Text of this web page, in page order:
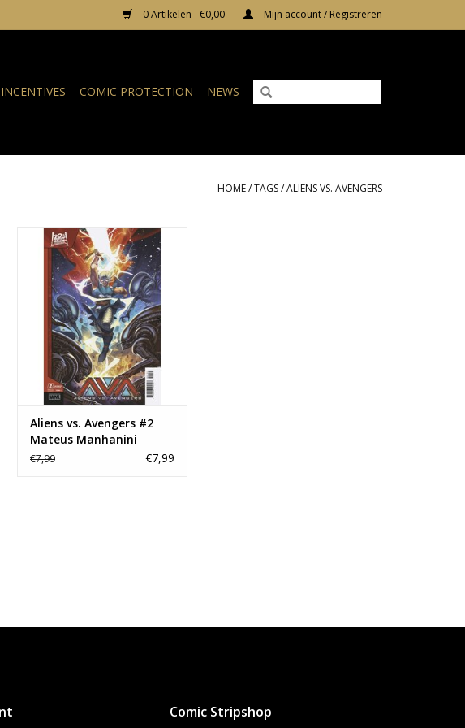
0 Artikelen - €0,00 Mijn account / Registreren
INCENTIVES COMIC PROTECTION NEWS
HOME/TAGS/ALIENS VS. AVENGERS
Aliens vs. Avengers #2 Mateus
Manhanini Variant
TOEVOEGEN AAN WINKELWAGEN
Aliens vs. Avengers #2
Mateus Manhanini
Variant
€7,99 €7,99
Comic Stripshop